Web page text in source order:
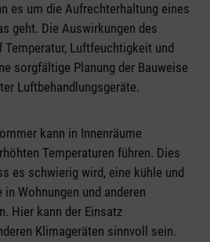
es um die Aufrechterhaltung eines
geht. Die Auswirkungen des
Luftfeuchtigkeit und
sorgfältige Planung der Bauweise
Luftbehandlungsgeräte.
kann in Innenräume
Temperaturen führen. Dies
es schwierig wird, eine kühle und
Wohnungen und anderen
Hier kann der Einsatz
Klimageräten sinnvoll sein.